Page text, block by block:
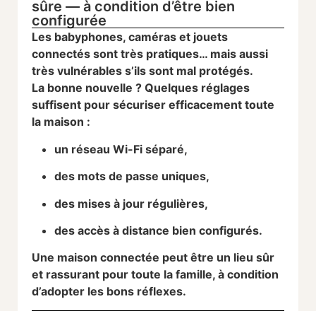
sûre — à condition d’être bien
configurée
Les babyphones, caméras et jouets
connectés sont très pratiques… mais aussi
très vulnérables s’ils sont mal protégés.
La bonne nouvelle ? Quelques réglages
suffisent pour sécuriser efficacement toute
la maison :
un réseau Wi-Fi séparé,
des mots de passe uniques,
des mises à jour régulières,
des accès à distance bien configurés.
Une maison connectée peut être un lieu sûr
et rassurant pour toute la famille, à condition
d’adopter les bons réflexes.